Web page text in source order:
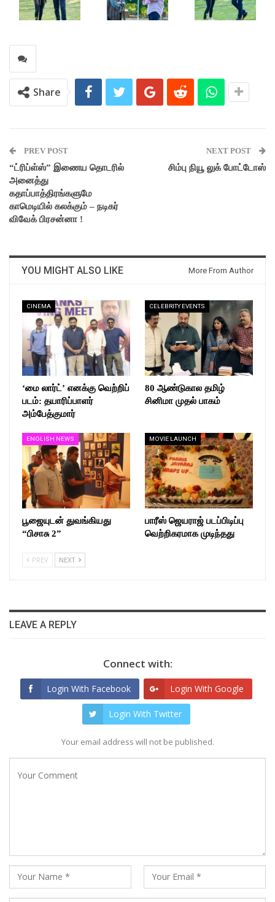
Share
PREV POST
“ட்ரிப்ள்ஸ்” இணைய தொடரில்
அனைத்து
கதாப்பாத்திரங்களுமே
காமெடியில் கலக்கும் – நடிகர்
விவேக் பிரசன்னா !
NEXT POST
சிம்பு நியூ லுக் போட்டோஸ்
YOU MIGHT ALSO LIKE More From Author
CINEMA
‘மை லார்ட்’ எனக்கு வெற்றிப்
படம்: தயாரிப்பாளர்
அம்பேத்குமார்
CELEBRITY EVENTS
80 ஆண்டுகால தமிழ்
சினிமா முதல் பாகம்
ENGLISH NEWS
பூஜையுடன் துவங்கியது
“பிசாசு 2”
MOVIE LAUNCH
பாரீஸ் ஜெயராஜ் படப்பிடிப்பு
வெற்றிகரமாக முடிந்தது
PREV NEXT
LEAVE A REPLY
Connect with:
Login With Facebook Login With Google
Login With Twitter
Your email address will not be published.